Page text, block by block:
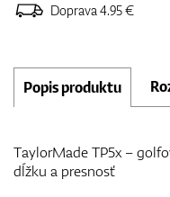
Doprava 4.95 €
Popis produktu
TaylorMade TP5x –
dĺžku a presnosť